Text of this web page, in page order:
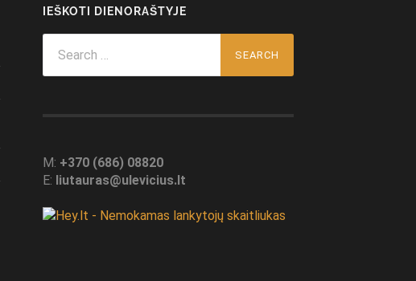
IEŠKOTI DIENORAŠTYJE
for:
M: +370 (686) 08820
E: liutauras@ulevicius.lt